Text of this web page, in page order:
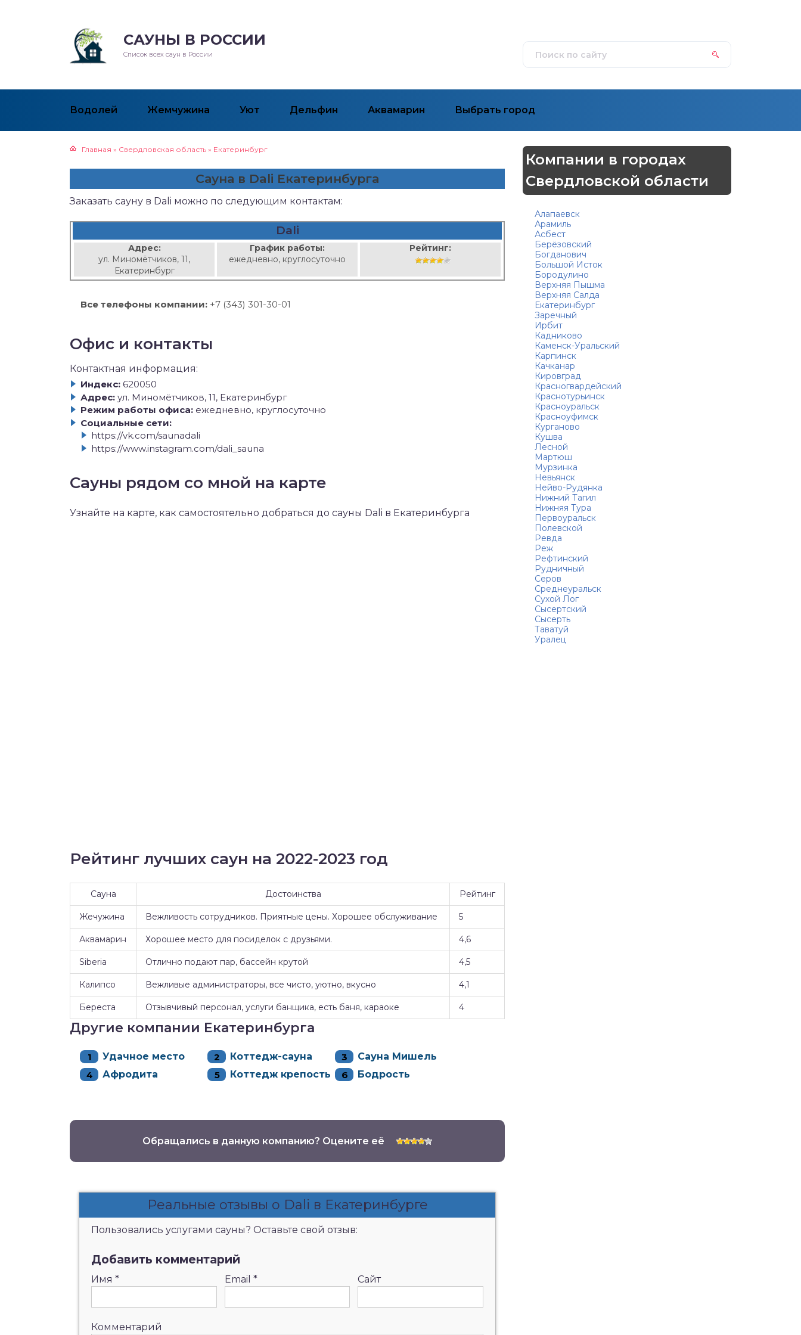
САУНЫ В РОССИИ
Список всех саун в России
Водолей Жемчужина Уют Дельфин Аквамарин Выбрать город
Главная » Свердловская область » Екатеринбург
Сауна в Dali Екатеринбурга
Заказать сауну в Dali можно по следующим контактам:
Dali
Адрес:
ул. Миномётчиков, 11,
Екатеринбург
График работы:
ежедневно, круглосуточно
Рейтинг:
Все телефоны компании: +7 (343) 301-30-01
Офис и контакты
Контактная информация:
Индекс: 620050
Адрес: ул. Миномётчиков, 11, Екатеринбург
Режим работы офиса: ежедневно, круглосуточно
Социальные сети:
https://vk.com/saunadali
https://www.instagram.com/dali_sauna
Сауны рядом со мной на карте
Узнайте на карте, как самостоятельно добраться до сауны Dali в Екатеринбурга
Рейтинг лучших саун на 2022-2023 год
Сауна Достоинства Рейтинг
Жечужина Вежливость сотрудников. Приятные цены. Хорошее обслуживание 5
Аквамарин Хорошее место для посиделок с друзьями. 4,6
Siberia Отлично подают пар, бассейн крутой 4,5
Калипсо Вежливые администраторы, все чисто, уютно, вкусно 4,1
Береста Отзывчивый персонал, услуги банщика, есть баня, караоке 4
Другие компании Екатеринбурга
Удачное место Коттедж-сауна
Сауна Мишель
Афродита
Коттедж крепость Бодрость
Обращались в данную компанию? Оцените её
Реальные отзывы о Dali в Екатеринбурге
Пользовались услугами сауны? Оставьте свой отзыв:
Добавить комментарий
Имя * Email * Сайт
Комментарий
Компании в городах
Свердловской области
Алапаевск
Арамиль
Асбест
Берёзовский
Богданович
Большой Исток
Бородулино
Верхняя Пышма
Верхняя Салда
Екатеринбург
Заречный
Ирбит
Кадниково
Каменск-Уральский
Карпинск
Качканар
Кировград
Красногвардейский
Краснотурьинск
Красноуральск
Красноуфимск
Курганово
Кушва
Лесной
Мартюш
Мурзинка
Невьянск
Нейво-Рудянка
Нижний Тагил
Нижняя Тура
Первоуральск
Полевской
Ревда
Реж
Рефтинский
Рудничный
Серов
Среднеуральск
Сухой Лог
Сысертский
Сысерть
Таватуй
Уралец